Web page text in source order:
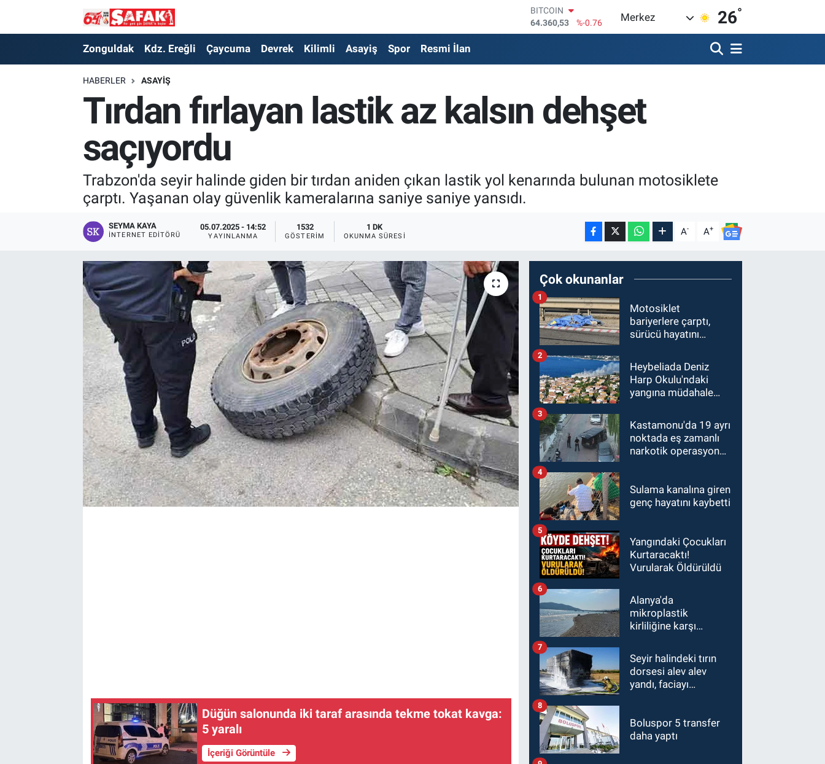
DOLAR
47,7069
%0.17
EURO
6618.49
%2.12
BİST100
13.887
%64
Merkez 26°
Zonguldak Kdz. Ereğli Çaycuma Devrek Kilimli Asayiş Spor Resmi İlan
HABERLER ASAYIŞ
Tırdan fırlayan lastik az kalsın dehşet
saçıyordu
Trabzon'da seyir halinde giden bir tırdan aniden çıkan lastik yol kenarında bulunan motosiklete
çarptı. Yaşanan olay güvenlik kameralarına saniye saniye yansıdı.
SEYMA KAYA
İNTERNET EDITÖRÜ
05.07.2025 - 14:52
YAYINLANMA
1532
GÖSTERIM
1 DK
OKUNMA SÜRESI A- A+
Düğün salonunda iki taraf arasında tekme tokat kavga:
5 yaralı
İçeriği Görüntüle
Çok okunanlar
Motosiklet
bariyerlere çarptı,
sürücü hayatını
1
Heybeliada Deniz
Harp Okulu'ndaki
yangına müdahale
2
Kastamonu'da 19 ayrı
noktada eş zamanlı
narkotik operasyonu:
3
Sulama kanalına giren
genç hayatını kaybetti
4
Yangındaki Çocukları
Kurtaracaktı!
Vurularak Öldürüldü
5
Alanya'da
mikroplastik
kirliliğine karşı
verildi
6
Seyir halindeki tırın
dorsesi alev alev
yandı, faciayı
7
Boluspor 5 transfer
daha yaptı
8
Zonguldak
Kdz. Ereğli
Resmi İlan
Zonguldak Nöbetçi Eczaneler
Zonguldak Hava Durumu
Zonguldak Namaz Vakitleri
Zonguldak Trafik Yoğunluk Haritası
Süper Lig Puan Durumu ve Fikstür
Tüm Manşetler
Son Dakika Haberleri
Haber Arşivi